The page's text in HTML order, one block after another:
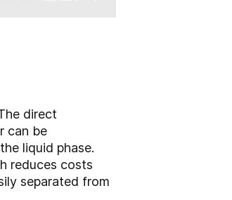
direct
can be
liquid phase.
reduces costs
separated from